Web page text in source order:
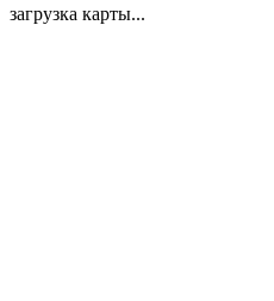
загрузка карты...